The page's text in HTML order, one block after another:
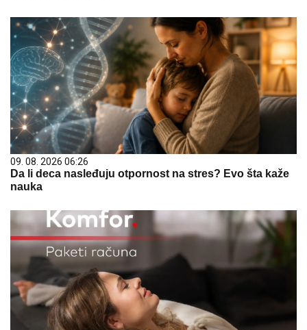
09. 08. 2026 06:26
Da li deca nasleđuju otpornost na stres? Evo šta kaže
nauka